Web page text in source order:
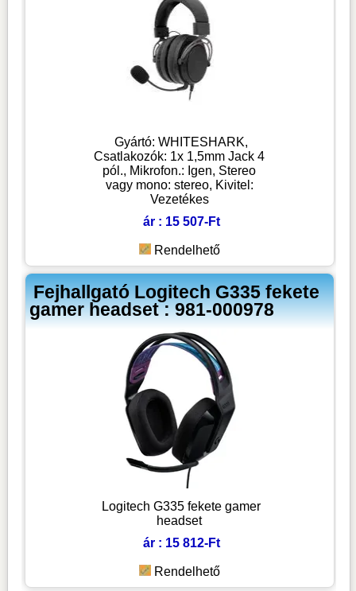
Gyártó: WHITESHARK,
Csatlakozók: 1x 1,5mm Jack 4
pól., Mikrofon.: Igen, Stereo
vagy mono: stereo, Kivitel:
Vezetékes
ár : 15 507-Ft
Rendelhető
Fejhallgató Logitech G335 fekete
gamer headset : 981-000978
Logitech G335 fekete gamer
headset
ár : 15 812-Ft
Rendelhető